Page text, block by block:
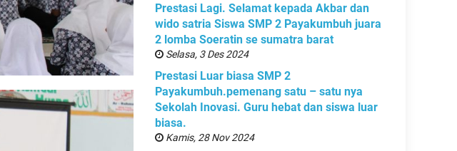
Prestasi Lagi. Selamat kepada Akbar dan
wido satria Siswa SMP 2 Payakumbuh juara
2 lomba Soeratin se sumatra barat
Selasa, 3 Des 2024
Prestasi Luar biasa SMP 2
Payakumbuh.pemenang satu – satu nya
Sekolah Inovasi. Guru hebat dan siswa luar
biasa.
Kamis, 28 Nov 2024